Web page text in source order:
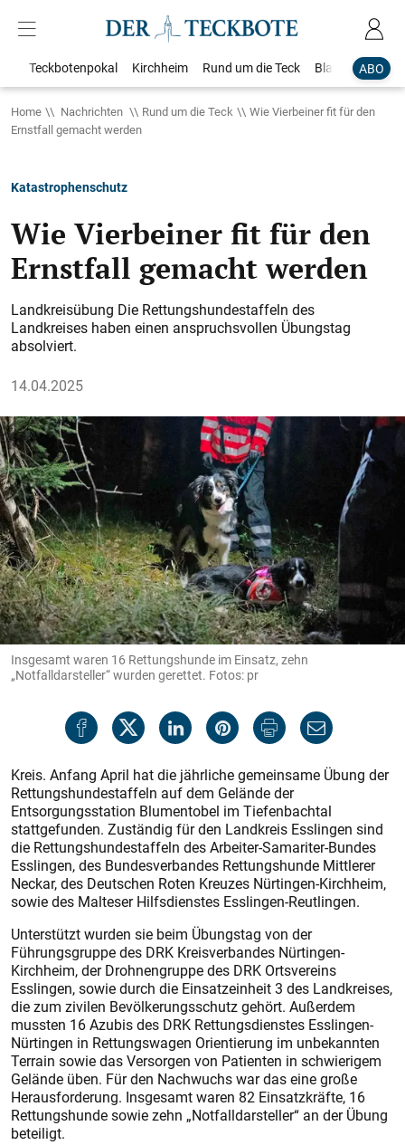
ABO
Teckbotenpokal Kirchheim Rund um die Teck Blaulicht
Home Nachrichten Rund um die Teck
Wie Vierbeiner fit für den
Ernstfall gemacht werden
Katastrophenschutz
Wie Vierbeiner fit für den
Ernstfall gemacht werden
Landkreisübung Die Rettungshundestaffeln des
Landkreises haben einen anspruchsvollen Übungstag
absolviert.
14.04.2025
Insgesamt waren 16 Rettungshunde im Einsatz, zehn
„Notfalldarsteller“ wurden gerettet. Fotos: pr
Kreis. Anfang April hat die jährliche gemeinsame Übung der
Rettungshundestaffeln auf dem Gelände der
Entsorgungsstation Blumentobel im Tiefenbachtal
stattgefunden. Zuständig für den Landkreis Esslingen sind
die Rettungshundestaffeln des Arbeiter-Samariter-Bundes
Esslingen, des Bundesverbandes Rettungshunde Mittlerer
Neckar, des Deutschen Roten Kreuzes Nürtingen-Kirchheim,
sowie des Malteser Hilfsdienstes Esslingen-Reutlingen.
Unterstützt wurden sie beim Übungstag von der
Führungsgruppe des DRK Kreisverbandes Nürtingen-
Kirchheim, der Drohnengruppe des DRK Ortsvereins
Esslingen, sowie durch die Einsatzeinheit 3 des Landkreises,
die zum zivilen Bevölkerungsschutz gehört. Außerdem
mussten 16 Azubis des DRK Rettungsdienstes Esslingen-
Nürtingen in Rettungswagen Orientierung im unbekannten
Terrain sowie das Versorgen von Patienten in schwierigem
Gelände üben. Für den Nachwuchs war das eine große
Herausforderung. Insgesamt waren 82 Einsatzkräfte, 16
Rettungshunde sowie zehn „Notfalldarsteller“ an der Übung
beteiligt.